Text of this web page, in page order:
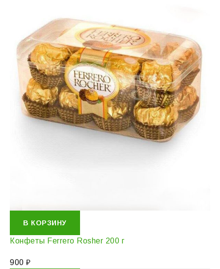
В КОРЗИНУ
Конфеты Ferrero Rosher 200 г
900 ₽